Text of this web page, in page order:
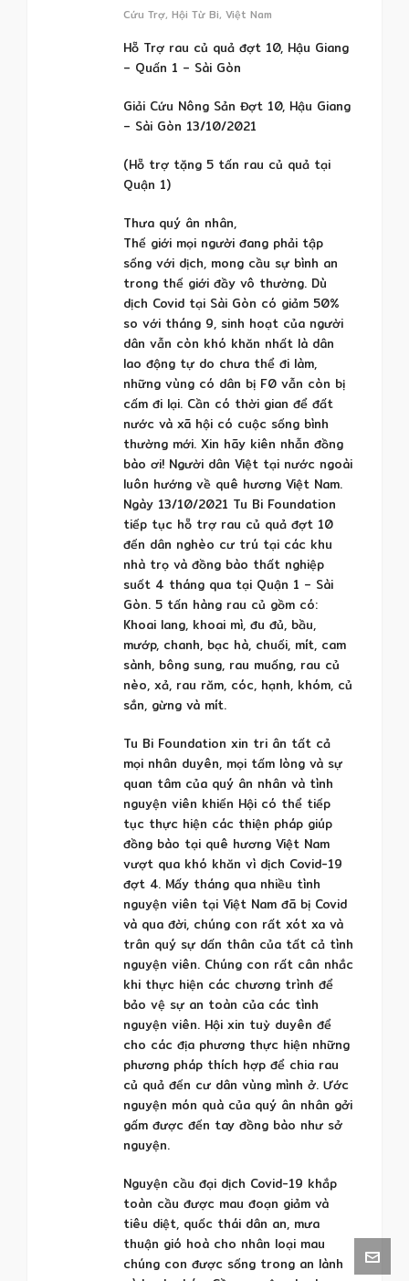
Cứu Trợ, Hội Từ Bi, Việt Nam
Hỗ Trợ rau củ quả đợt 10, Hậu Giang
– Quấn 1 – Sài Gòn
Giải Cứu Nông Sản Đợt 10, Hậu Giang
– Sài Gòn 13/10/2021
(Hỗ trợ tặng 5 tấn rau củ quả tại
Quận 1)
Thưa quý ân nhân,
Thế giới mọi người đang phải tập
sống với dịch, mong cầu sự bình an
trong thế giới đầy vô thường. Dù
dịch Covid tại Sài Gòn có giảm 50%
so với tháng 9, sinh hoạt của người
dân vẫn còn khó khăn nhất là dân
lao động tự do chưa thể đi làm,
những vùng có dân bị F0 vẫn còn bị
cấm đi lại. Cần có thời gian để đất
nước và xã hội có cuộc sống bình
thường mới. Xin hãy kiên nhẫn đồng
bào ơi! Người dân Việt tại nước ngoài
luôn hướng về quê hương Việt Nam.
Ngày 13/10/2021 Tu Bi Foundation
tiếp tục hỗ trợ rau củ quả đợt 10
đến dân nghèo cư trú tại các khu
nhà trọ và đồng bào thất nghiệp
suốt 4 tháng qua tại Quận 1 – Sài
Gòn. 5 tấn hàng rau củ gồm có:
Khoai lang, khoai mì, đu đủ, bầu,
mướp, chanh, bạc hà, chuối, mít, cam
sành, bông sung, rau muống, rau củ
nèo, xả, rau răm, cóc, hạnh, khóm, củ
sắn, gừng và mít.
Tu Bi Foundation xin tri ân tất cả
mọi nhân duyên, mọi tấm lòng và sự
quan tâm của quý ân nhân và tình
nguyện viên khiến Hội có thể tiếp
tục thực hiện các thiện pháp giúp
đồng bào tại quê hương Việt Nam
vượt qua khó khăn vì dịch Covid-19
đợt 4. Mấy tháng qua nhiều tình
nguyện viên tại Việt Nam đã bị Covid
và qua đời, chúng con rất xót xa và
trân quý sự dấn thân của tất cả tình
nguyện viên. Chúng con rất cân nhắc
khi thực hiện các chương trình để
bảo vệ sự an toàn của các tình
nguyện viên. Hội xin tuỳ duyên để
cho các địa phương thực hiện những
phương pháp thích hợp để chia rau
củ quả đến cư dân vùng mình ở. Ước
nguyện món quà của quý ân nhân gởi
gấm được đến tay đồng bào như sở
nguyện.
Nguyện cầu đại dịch Covid-19 khắp
toàn cầu được mau đoạn giảm và
tiêu diệt, quốc thái dân an, mưa
thuận gió hoà cho nhân loại mau
chúng con được sống trong an lành